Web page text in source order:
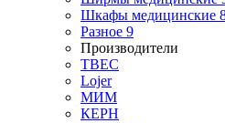
Шкафы медицинские
Разное 9
Производители
ТВЕС
Lojer
МИМ
КЕРН